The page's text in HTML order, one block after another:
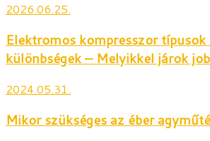
2026.06.25.
Elektromos kompresszor
különbségek – Melyikkel járok
2024.05.31.
Mikor szükséges az éber